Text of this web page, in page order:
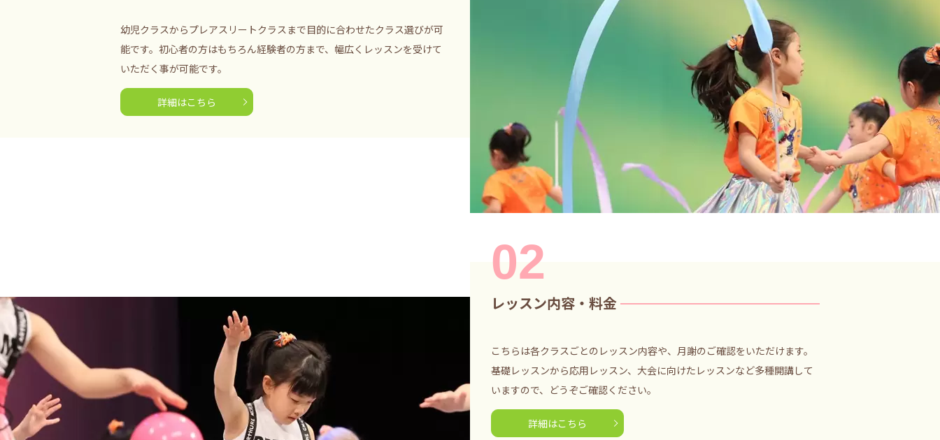
幼児クラスからプレアスリートクラスまで目的に合わせたクラス選びが可
能です。初心者の方はもちろん経験者の方まで、幅広くレッスンを受けて
いただく事が可能です。
詳細はこちら
02
レッスン内容・料金
こちらは各クラスごとのレッスン内容や、月謝のご確認をいただけます。
基礎レッスンから応用レッスン、大会に向けたレッスンなど多種開講して
いますので、どうぞご確認ください。
詳細はこちら